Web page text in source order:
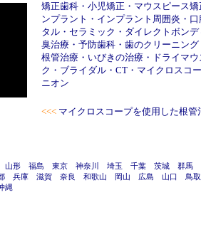
矯正歯科・ 小児矯正 ・ マウスピース矯
ンプラント ・ インプラント周囲炎 ・ 口
タル・ セラミック ・ ダイレクトボンデ
臭治療・ 予防歯科・ 歯のクリーニング
根管治療・ いびきの治療・ ドライマウ
ク ・ ブライダル・ CT・ マイクロスコ
ニオン
<<< マイクロスコープを使用した根管
山形 福島 東京 神奈川 埼玉 千葉 茨城 群馬
兵庫 滋賀 奈良 和歌山 岡山 広島 山口 鳥取
縄